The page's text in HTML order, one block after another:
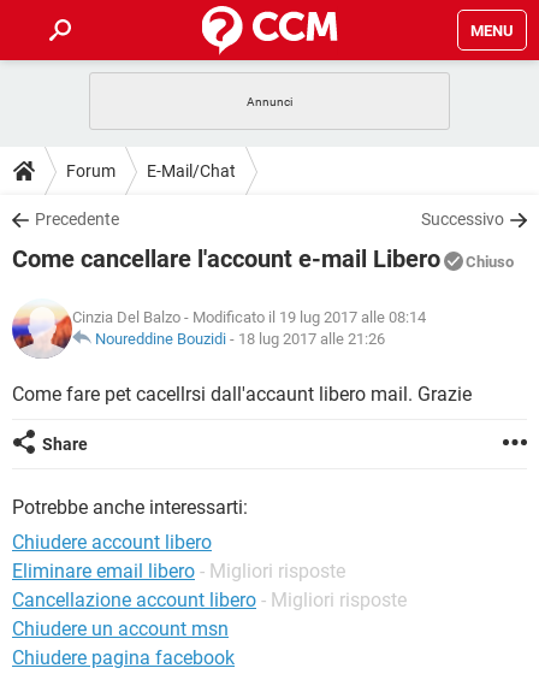
MENU
INTRATTENIMENTO
iOS
INSTAGRAM WHATSAPP
HARDWARE
GUIDE
COVID-19
INSTAGRAM WHATSAPP
TIKTOK
HARDWARE
DOWNLOAD
COVID-19 GAMING
iOS WINDOWS 10
INSTAGRAM WHATSAPP
COVID-19 GAMING
INTRATTENIMENTO
iOS WINDOWS 10
INSTAGRAM
GLOSSARIO
COVID-19 GAMING
INSTAGRAM
TIKTOK
Forum E-Mail/Chat
Precedente Successivo
Come cancellare l'account e-mail Libero Chiuso
Cinzia Del Balzo - Modificato il 19 lug 2017 alle 08:14
Noureddine Bouzidi - 18 lug 2017 alle 21:26
Come fare pet cacellrsi dall'accaunt libero mail. Grazie
Share
Potrebbe anche interessarti:
Chiudere account libero
Eliminare email libero - Migliori risposte
Cancellazione account libero - Migliori risposte
Chiudere un account msn
Chiudere pagina facebook